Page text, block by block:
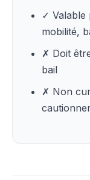
✓ Valable
mobilité,
✗ Doit
bail
✗ Non